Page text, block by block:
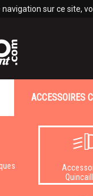
navigation sur ce site,
ACCESSOIRES